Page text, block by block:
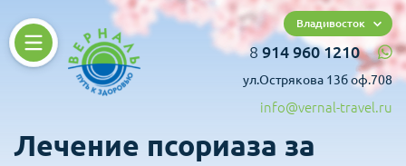
Владивосток
8 914 960 1210
ул.Острякова 13б оф.708
info@vernal-travel.ru
Лечение псориаза за